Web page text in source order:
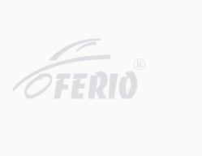
R